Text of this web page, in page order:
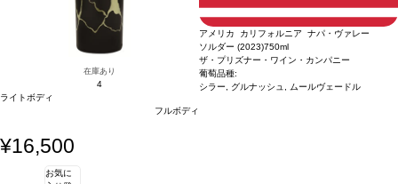
在庫あり
4
ライトボディ
フルボディ
アメリカ カリフォルニア ナパ・ヴァレー
ソルダー (2023)750ml
ザ・プリズナー・ワイン・カンパニー
葡萄品種:
シラー, グルナッシュ, ムールヴェードル
¥16,500
お気に